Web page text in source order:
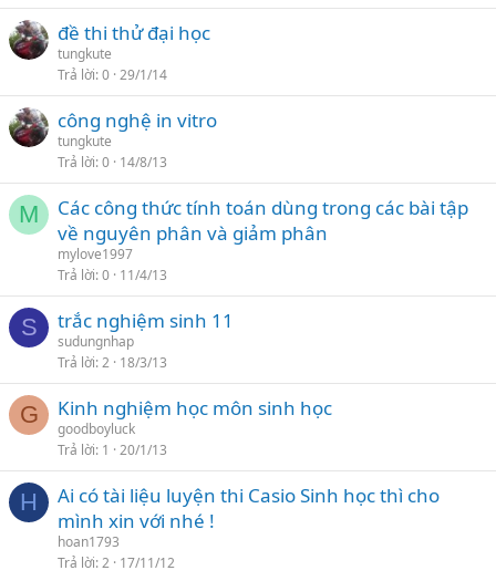
đề thi thử đại học
tungkute
Trả lời 0 29/1/14
công nghệ in vitro
tungkute
Trả lời 0 14/8/13
M
Các công thức tính toán dùng trong các bài tập
về nguyên phân và giảm phân
mylove1997
Trả lời 0 11/4/13
S trắc nghiệm sinh 11
sudungnhap
Trả lời 2 18/3/13
G Kinh nghiệm học môn sinh học
goodboyluck
Trả lời 1 20/1/13
H
Ai có tài liệu luyện thi Casio Sinh học thì cho
mình xin với nhé !
hoan1793
Trả lời 2 17/11/12